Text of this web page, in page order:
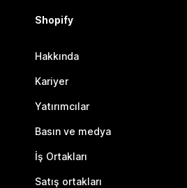
Shopify
Hakkında
Kariyer
Yatırımcılar
Basın ve medya
İş Ortakları
Satış ortakları